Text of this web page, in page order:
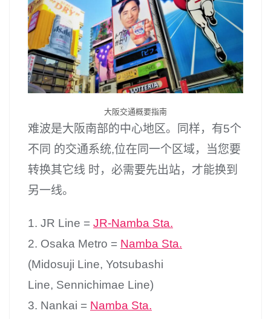
大阪交通概要指南
难波是大阪南部的中心地区。同样，有5个
不同 的交通系统,位在同一个区域，当您要
转换其它线 时，必需要先出站，才能换到
另一线。
1. JR Line = JR-Namba Sta.
2. Osaka Metro = Namba Sta.
(Midosuji Line, Yotsubashi
Line, Sennichimae Line)
3. Nankai = Namba Sta.